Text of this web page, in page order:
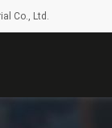
Co., Ltd.